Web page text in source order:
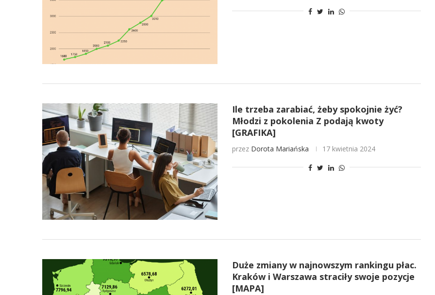
Ile trzeba zarabiać, żeby spokojnie żyć?
Młodzi z pokolenia Z podają kwoty
[GRAFIKA]
przez Dorota Mariańska 17 kwietnia 2024
Duże zmiany w najnowszym rankingu płac.
Kraków i Warszawa straciły swoje pozycje
[MAPA]